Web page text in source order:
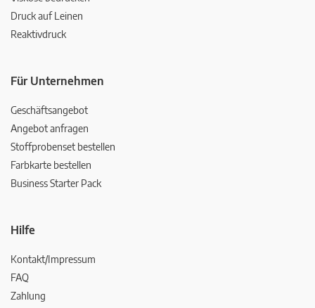
Druck auf Leinen
Reaktivdruck
Für Unternehmen
Geschäftsangebot
Angebot anfragen
Stoffprobenset bestellen
Farbkarte bestellen
Business Starter Pack
Hilfe
Kontakt/Impressum
FAQ
Zahlung